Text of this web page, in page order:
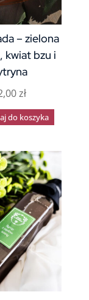
– zielona
kwiat bzu i
zł
do koszyka